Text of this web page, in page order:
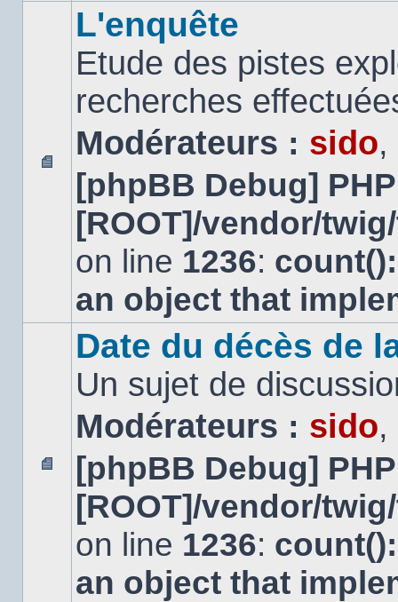
Aucun
message
non
L'enquête
Etude des pistes
recherches
Modérateurs : sido,
[phpBB Debug]
[ROOT]/vendor/
on line 1236:
an object that
Aucun
message
non
Date du décès de
Un sujet de
Modérateurs : sido,
[phpBB Debug]
[ROOT]/vendor/
on line 1236:
an object that